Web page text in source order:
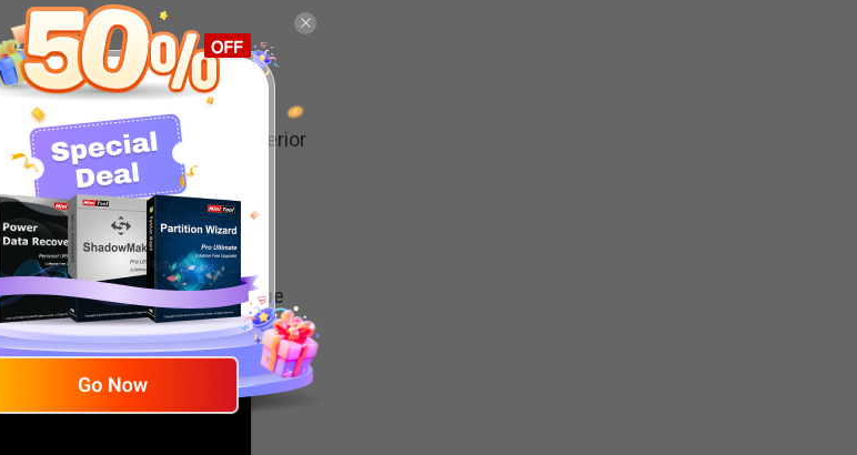
la papelera de reciclaje
de copia de seguridad anterior
archivo
de archivos de Windows que